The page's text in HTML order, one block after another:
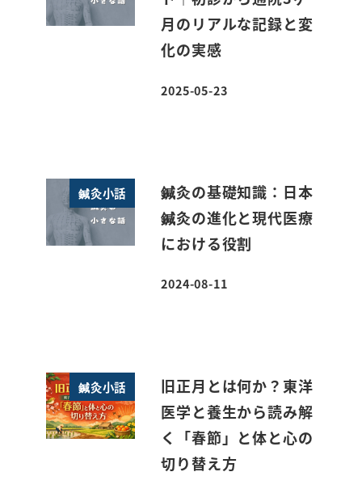
月のリアルな記録と変
化の実感
投稿日
2025-05-23
鍼灸小話
鍼灸の基礎知識：日本
鍼灸の進化と現代医療
における役割
投稿日
2024-08-11
鍼灸小話
旧正月とは何か？東洋
医学と養生から読み解
く「春節」と体と心の
切り替え方